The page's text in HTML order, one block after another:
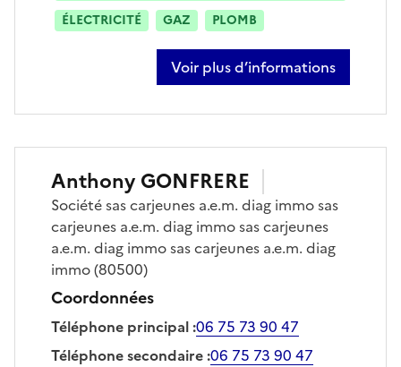
ÉLECTRICITÉ
GAZ PLOMB
Voir plus d’informations
sur maxime maugard
Anthony GONFRERE
Sociétésas carjeunes a.e.m. diag immo sas
carjeunes a.e.m. diag immo sas carjeunes
a.e.m. diag immo sas carjeunes a.e.m. diag
immo(80500)
Coordonnées
Téléphone principal:06 75 73 90 47
Téléphone secondaire:06 75 73 90 47